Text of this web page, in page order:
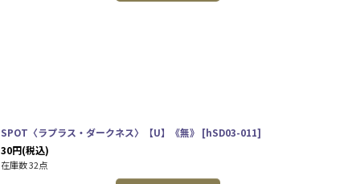
SPOT〈ラプラス・ダークネス〉【U】《無》 [hSD03-011]
30円(税込)
在庫数 32点